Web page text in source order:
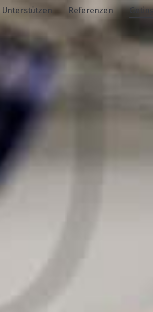
Unterstützen Referenzen